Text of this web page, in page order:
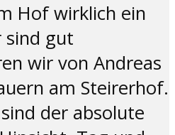
Hof wirklich ein
sind gut
wir von Andreas
am Steirerhof.
der absolute